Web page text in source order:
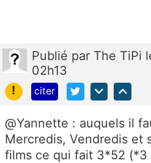
Publié par The TiPi
02h13
!
citer
@Yannette : auquels il
Mercredis, Vendredis et
films ce qui fait 3*52 (*3